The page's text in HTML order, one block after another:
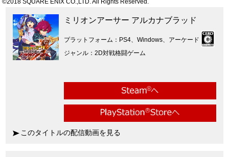
ミリオンアーサー アルカナブラッド
プラットフォーム
PS4、Windows、アーケード
ジャンル
2D対戦格闘ゲーム
このタイトルの配信動画を見る